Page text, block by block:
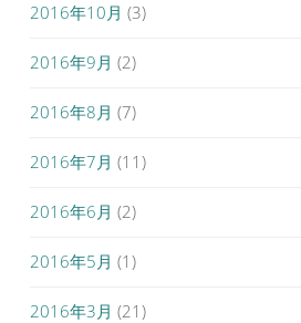
2016年10月 (3)
2016年9月 (2)
2016年8月 (7)
2016年7月 (11)
2016年6月 (2)
2016年5月 (1)
2016年3月 (21)